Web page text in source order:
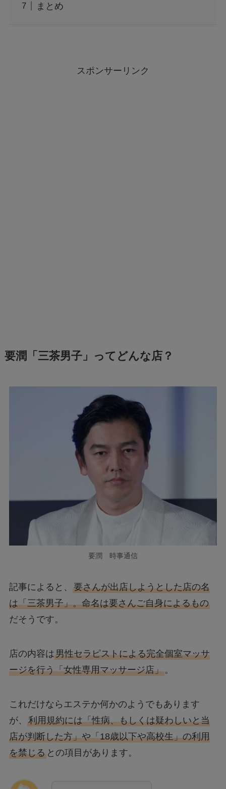
まとめ
スポンサーリンク
要潤「三茶男子」ってどんな店？
要潤 時事通信
記事によると、 要さんが出店しようとした店の名
は「三茶男子」。命名は要さんご自身によるもの
だそうです。
店の内容は男性セラピストによる完全個室マッサ
ージを行う「女性専用マッサージ店」。
これだけならエステか何かのようでもあります
が、 利用規約には「性病、もしくは疑わしいと当
店が判断した方」や「18歳以下や高校生」の利用
を禁じるとの項目があります。